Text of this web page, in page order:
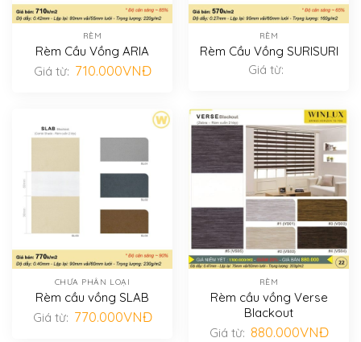
RÈM
Rèm Cầu Vồng ARIA
Giá từ: 710.000VNĐ
RÈM
Rèm Cầu Vồng SURISURI
Giá từ:
CHƯA PHÂN LOẠI
Rèm cầu vồng SLAB
Giá từ: 770.000VNĐ
RÈM
Rèm cầu vồng Verse
Blackout
Giá từ: 880.000VNĐ